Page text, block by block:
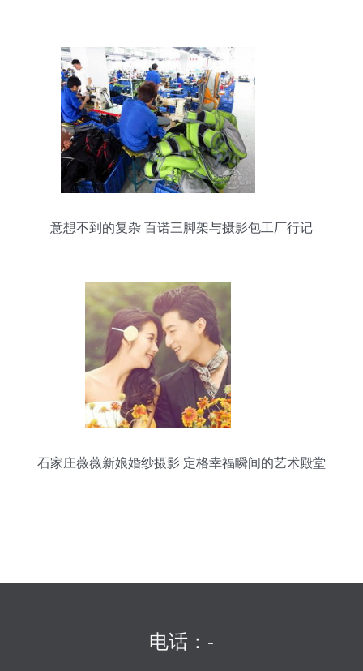
意想不到的复杂 百诺三脚架与摄影包工厂行记
石家庄薇薇新娘婚纱摄影 定格幸福瞬间的艺术殿堂
电话：-